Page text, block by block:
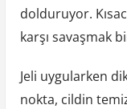
dolduruyor.
karşı savaşmak
Jeli uygularken
nokta, cildin